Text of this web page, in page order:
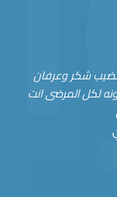
شكر وعرفان
لكل المرضى انت